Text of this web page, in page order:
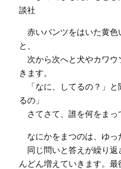
談社
赤いパンツをはいた黄色
と、
次から次へと犬やカワウ
きます。
「なに、してるの？」と
るの」
さてさて、誰を何をまっ
なにかをまつのは、ゆっ
同じ問いと答えが繰り返
んどん増えていきます。最